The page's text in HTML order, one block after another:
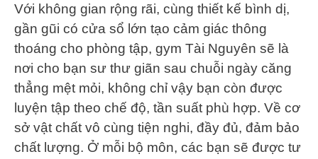
Với không gian rộng rãi, cùng thiết kế bình dị,
gần gũi có cửa sổ lớn tạo cảm giác thông
thoáng cho phòng tập, gym Tài Nguyên sẽ là
nơi cho bạn sư thư giãn sau chuỗi ngày căng
thẳng mệt mỏi, không chỉ vậy bạn còn được
luyện tập theo chế độ, tần suất phù hợp. Về cơ
sở vật chất vô cùng tiện nghi, đầy đủ, đảm bảo
chất lượng. Ở mỗi bộ môn, các bạn sẽ được tư